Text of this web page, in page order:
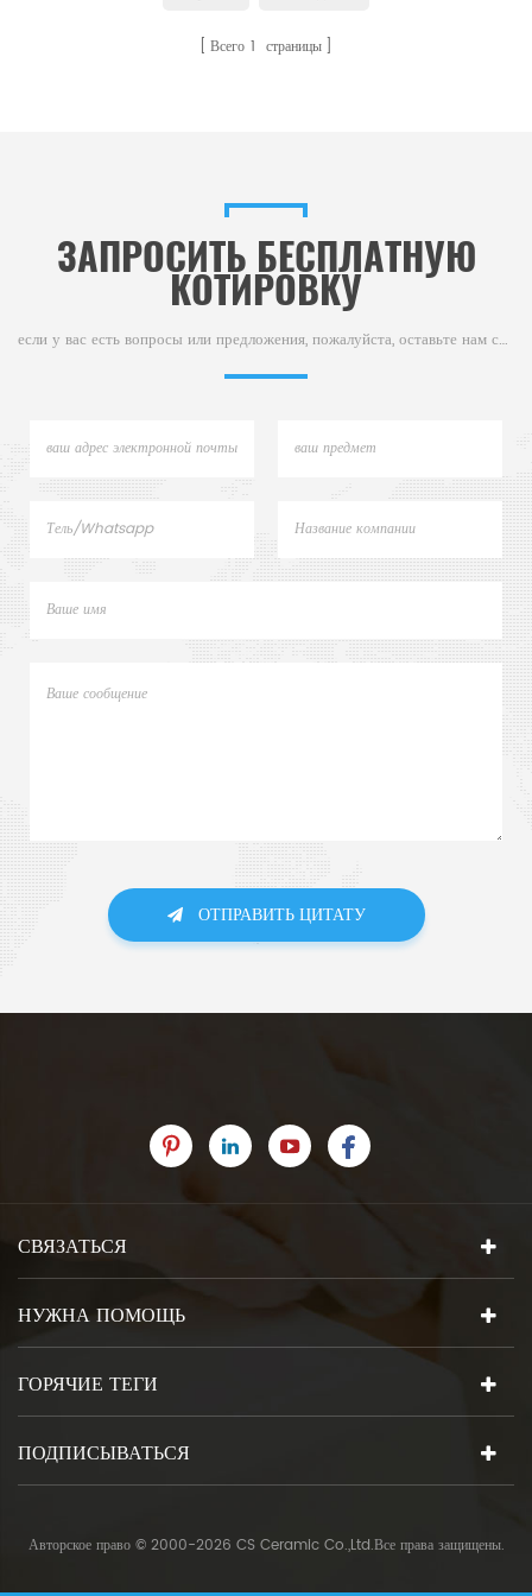
Всего 1 страницы
ЗАПРОСИТЬ БЕСПЛАТНУЮ
КОТИРОВКУ
если у вас есть вопросы или предложения, пожалуйста, оставьте нам сообщение,
ОТПРАВИТЬ ЦИТАТУ
СВЯЗАТЬСЯ
НУЖНА ПОМОЩЬ
ГОРЯЧИЕ ТЕГИ
ПОДПИСЫВАТЬСЯ
Авторское право © 2000-2026 CS Ceramic Co.,Ltd.Все права защищены.